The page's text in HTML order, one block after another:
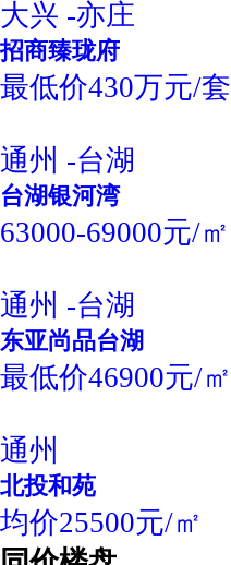
大兴 -亦庄
招商臻珑府
最低价430万元/套
通州 -台湖
台湖银河湾
63000-69000元/㎡
通州 -台湖
东亚尚品台湖
最低价46900元/㎡
通州
北投和苑
均价25500元/㎡